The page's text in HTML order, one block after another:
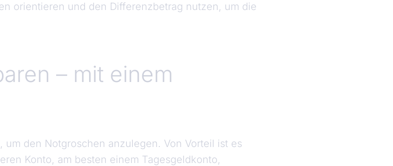
orientieren und den Differenzbetrag nutzen, um die
– mit einem
den Notgroschen anzulegen. Von Vorteil ist es
Konto, am besten einem Tagesgeldkonto,